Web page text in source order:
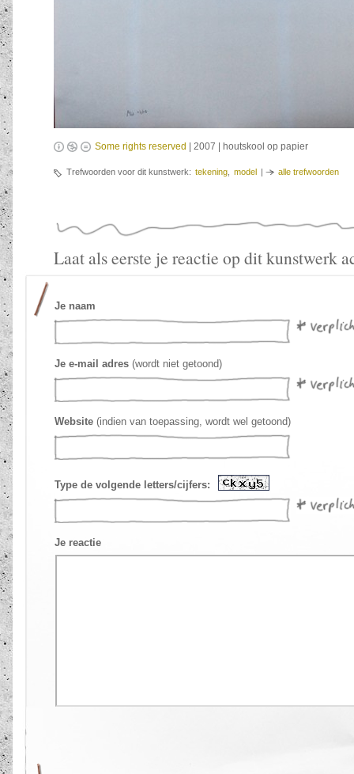
Some rights reserved | 2007 | houtskool op papier
Trefwoorden voor dit kunstwerk: tekening, model alle trefwoorden
Laat als eerste je reactie op dit kunstwerk
Je naam
Je e-mail adres (wordt niet getoond)
Website (indien van toepassing, wordt wel getoond)
Type de volgende letters/cijfers:
Je reactie